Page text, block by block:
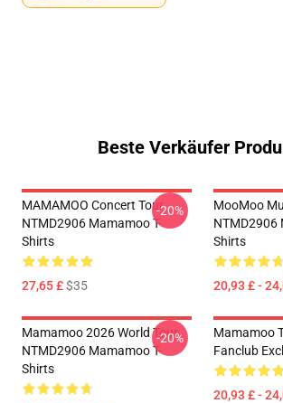
Beste Verkäufer
MAMAMOO Concert Tour
NTMD2906 Mamamoo T-
Shirts
27,65 £$35
-20%
MooMoo
NTMD2906
Shirts
20,93 £ -
Mamamoo 2026 World Tour
NTMD2906 Mamamoo T-
Shirts
-20%
Mamamoo
Fanclub
20,93 £ -